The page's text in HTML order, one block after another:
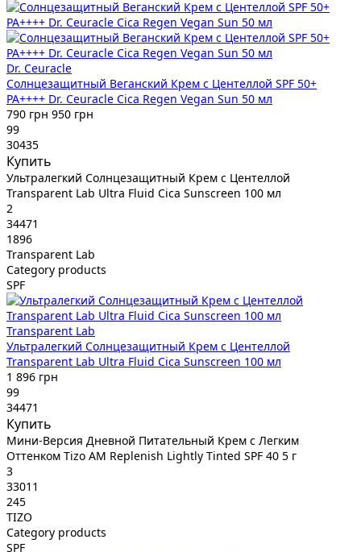
Dr. Ceuracle
Солнцезащитный Веганский Крем с Центеллой SPF 50+
PA++++ Dr. Ceuracle Сica Regen Vegan Sun 50 мл
790 грн 950 грн
99
30435
Купить
Ультралегкий Солнцезащитный Крем с Центеллой
Transparent Lab Ultra Fluid Cica Sunscreen 100 мл
2
34471
1896
Transparent Lab
Category products
SPF
Transparent Lab
Ультралегкий Солнцезащитный Крем с Центеллой
Transparent Lab Ultra Fluid Cica Sunscreen 100 мл
1 896 грн
99
34471
Купить
Мини-Версия Дневной Питательный Крем с Легким
Оттенком Tizo AM Replenish Lightly Tinted SPF 40 5 г
3
33011
245
TIZO
Category products
SPF